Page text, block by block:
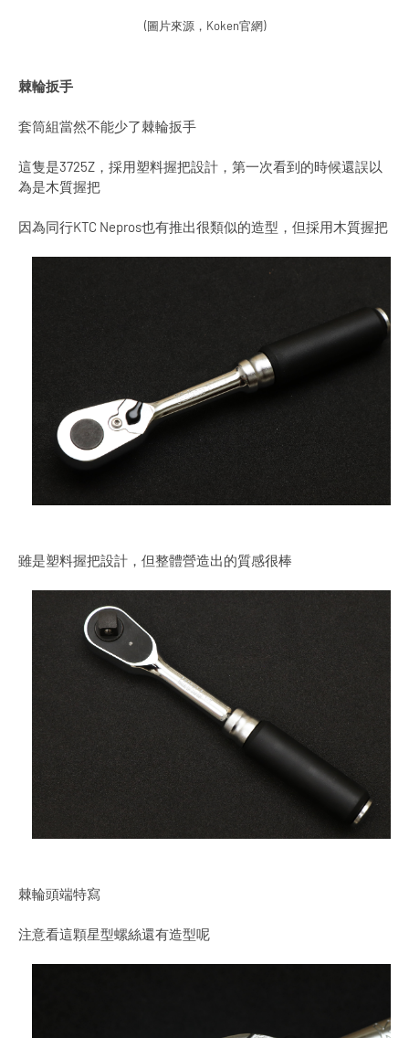
(圖片來源，Koken官網)
棘輪扳手
套筒組當然不能少了棘輪扳手
這隻是3725Z，採用塑料握把設計，第一次看到的時候還誤以
為是木質握把
因為同行KTC Nepros也有推出很類似的造型，但採用木質握把
雖是塑料握把設計，但整體營造出的質感很棒
棘輪頭端特寫
注意看這顆星型螺絲還有造型呢